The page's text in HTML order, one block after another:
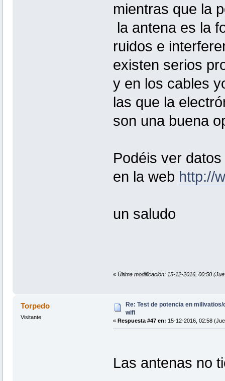
mientras que la
la antena es la
ruidos e
existen serios
y en los cables
las que la
son una buena
Podéis ver
en la web http://
un saludo
« Última modificación: 15-12-2016, 00:50
Torpedo
Visitante
Re: Test de potencia en
wifi
« Respuesta #47 en: 15-12-2016, 02:58
Las antenas no